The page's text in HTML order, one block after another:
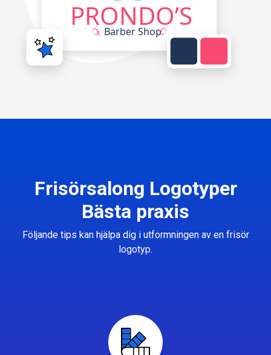
Frisörsalong Logotyper
Bästa praxis
Följande tips kan hjälpa dig i utformningen av en frisör
logotyp.